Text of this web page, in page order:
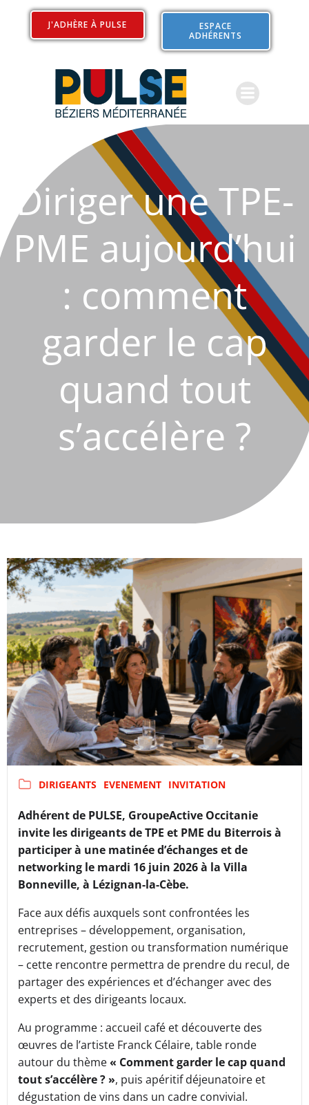
Aller
contenu
J'ADHÈRE À PULSE
ESPACE
ADHÉRENTS
Diriger une TPE-
PME aujourd’hui
: comment
garder le cap
quand tout
s’accélère ?
DIRIGEANTS EVENEMENT INVITATION
Adhérent de PULSE, GroupeActive Occitanie
invite les dirigeants de TPE et PME du Biterrois à
participer à une matinée d’échanges et de
networking le mardi 16 juin 2026 à la Villa
Bonneville, à Lézignan-la-Cèbe.
Face aux défis auxquels sont confrontées les
entreprises – développement, organisation,
recrutement, gestion ou transformation numérique
– cette rencontre permettra de prendre du recul, de
partager des expériences et d’échanger avec des
experts et des dirigeants locaux.
Au programme : accueil café et découverte des
œuvres de l’artiste Franck Célaire, table ronde
autour du thème« Comment garder le cap quand
tout s’accélère ? », puis apéritif déjeunatoire et
dégustation de vins dans un cadre convivial.